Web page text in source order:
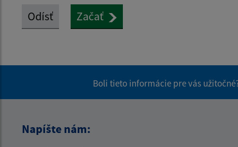
Odísť Začať
Boli tieto informácie pre vás
Napíšte nám: